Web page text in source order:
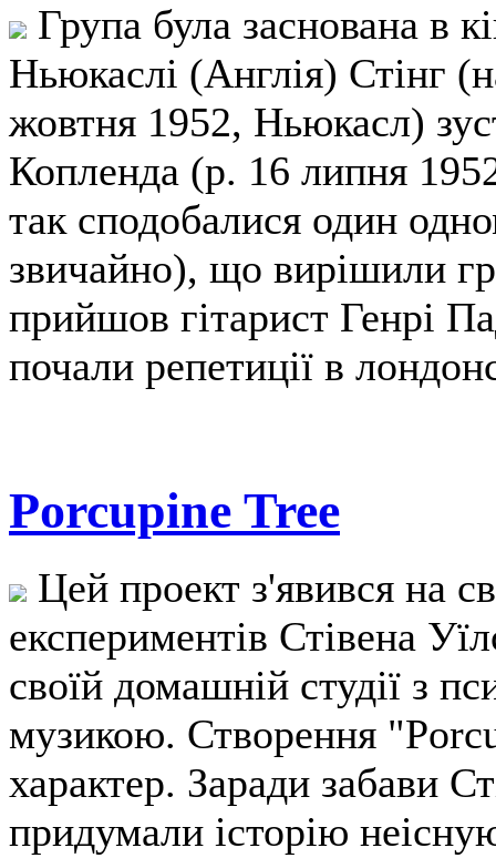
Група була заснована в
Ньюкаслі (Англія) Стінг
жовтня 1952, Ньюкасл)
Копленда (р. 16 липня
так сподобалися один
звичайно), що вирішили
прийшов гітарист Генрі
почали репетиції в
Porcupine Tree
Цей проект з'явився на
експериментів Стівена
своїй домашній студії з
музикою. Створення
характер. Заради забави
придумали історію